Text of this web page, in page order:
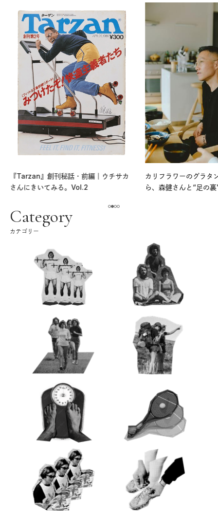
『Tarzan』創刊秘話・前編｜ウチサカ
さんにきいてみる。Vol.2
カリフラワーのグラタ
ら、森健さんと“足の
Category
カテゴリー